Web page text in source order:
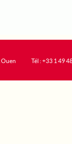
Ouen
Tél : +33 1 49